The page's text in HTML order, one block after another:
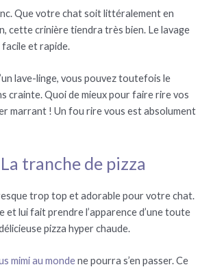
Que votre chat soit littéralement en
cette crinière tiendra très bien. Le lavage
et rapide.
lave-linge, vous pouvez toutefois le
crainte. Quoi de mieux pour faire rire vos
marrant ! Un fou rire vous est absolument
tranche de pizza
trop top et adorable pour votre chat.
et lui fait prendre l’apparence d’une toute
pizza hyper chaude.
mimi au mondene pourra s’en passer. Ce